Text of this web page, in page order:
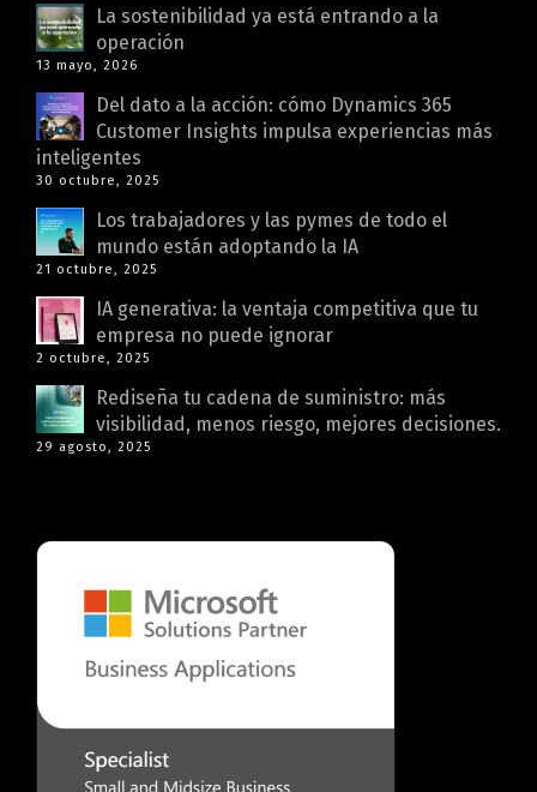
La sostenibilidad ya está entrando a la
operación
13 mayo, 2026
Del dato a la acción: cómo Dynamics 365
Customer Insights impulsa experiencias más
inteligentes
30 octubre, 2025
Los trabajadores y las pymes de todo el
mundo están adoptando la IA
21 octubre, 2025
IA generativa: la ventaja competitiva que tu
empresa no puede ignorar
2 octubre, 2025
Rediseña tu cadena de suministro: más
visibilidad, menos riesgo, mejores decisiones.
29 agosto, 2025